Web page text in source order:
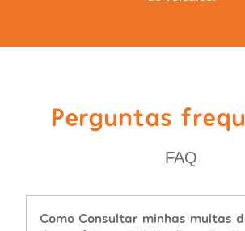
Perguntas
FAQ
Como Consultar minhas multas